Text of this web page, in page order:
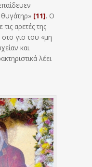
[11]. Ο
αρετές της
γιο του «μη
και
λέει